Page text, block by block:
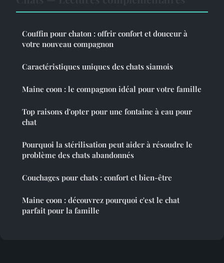
Couffin pour chaton : offrir confort et douceur à
votre nouveau compagnon
Caractéristiques uniques des chats siamois
Maine coon : le compagnon idéal pour votre famille
Top raisons d'opter pour une fontaine à eau pour
chat
Pourquoi la stérilisation peut aider à résoudre le
problème des chats abandonnés
Couchages pour chats : confort et bien-être
Maine coon : découvrez pourquoi c'est le chat
parfait pour la famille